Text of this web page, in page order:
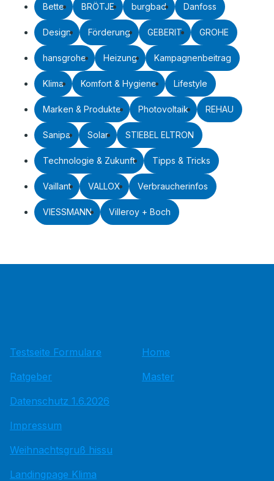
Bette BRÖTJE burgbad Danfoss
Design Förderung GEBERIT GROHE
hansgrohe Heizung Kampagnenbeitrag
Klima Komfort & Hygiene Lifestyle
Marken & Produkte Photovoltaik REHAU
Sanipa Solar STIEBEL ELTRON
Technologie & Zukunft Tipps & Tricks
Vaillant VALLOX Verbraucherinfos
VIESSMANN Villeroy + Boch
Testseite Formulare
Ratgeber
Datenschutz 1.6.2026
Impressum
Weihnachtsgruß hissu
Landingpage Klima
Home
Master